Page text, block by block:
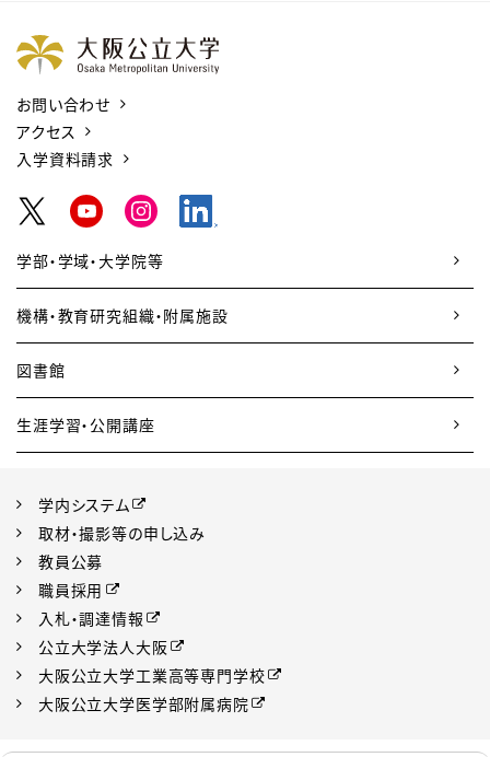
お問い合わせ
アクセス
入学資料請求
学部・学域・大学院等
機構・教育研究組織・附属施設
図書館
生涯学習・公開講座
学内システム
取材・撮影等の申し込み
教員公募
職員採用
入札・調達情報
公立大学法人大阪
大阪公立大学工業高等専門学校
大阪公立大学医学部附属病院